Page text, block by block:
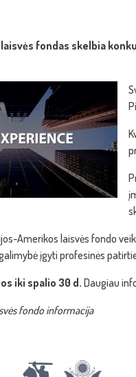
fondas skelbia
Amerikos laisvės fondo
įgyti profesinės
iki spalio 30 d. Daugiau
fondo informacija